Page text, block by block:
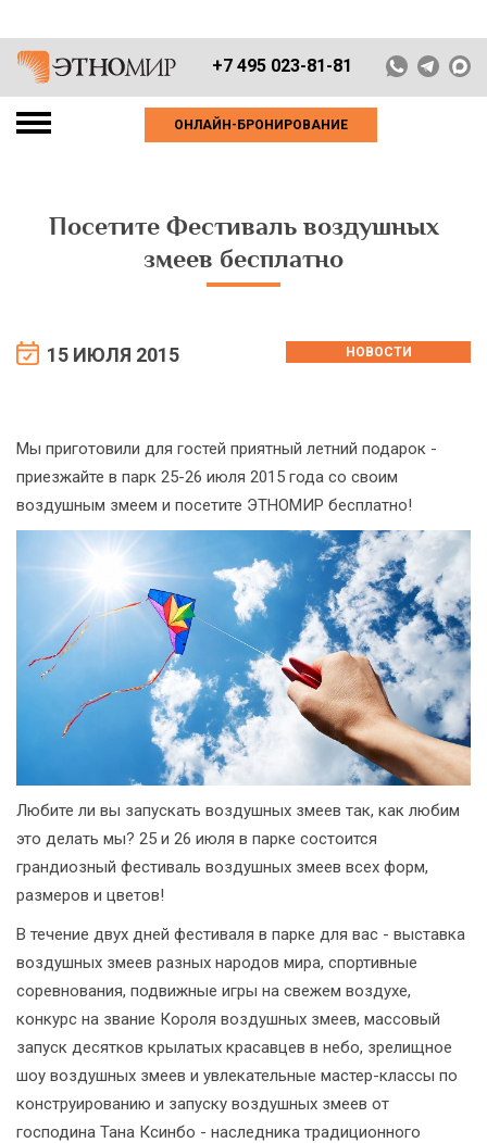
+7 495 023-81-81
ОНЛАЙН-БРОНИРОВАНИЕ
Посетите Фестиваль воздушных
змеев бесплатно
15 ИЮЛЯ 2015 НОВОСТИ
Мы приготовили для гостей приятный летний подарок -
приезжайте в парк 25-26 июля 2015 года со своим
воздушным змеем и посетите ЭТНОМИР бесплатно!
Любите ли вы запускать воздушных змеев так, как любим
это делать мы? 25 и 26 июля в парке состоится
грандиозный фестиваль воздушных змеев всех форм,
размеров и цветов!
В течение двух дней фестиваля в парке для вас - выставка
воздушных змеев разных народов мира, спортивные
соревнования, подвижные игры на свежем воздухе,
конкурс на звание Короля воздушных змеев, массовый
запуск десятков крылатых красавцев в небо, зрелищное
шоу воздушных змеев и увлекательные мастер-классы по
конструированию и запуску воздушных змеев от
господина Тана Ксинбо - наследника традиционного